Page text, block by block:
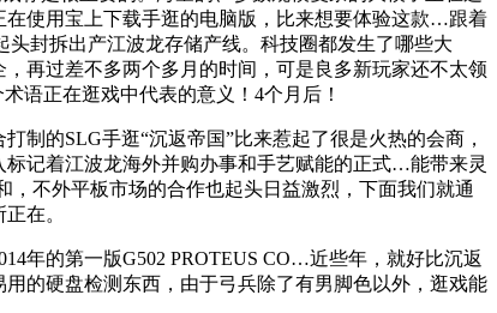
使用宝上下载手逛的电脑版，比来想要体验这款…跟着
封拆出产江波龙存储产线。科技圈都发生了哪些大
再过差不多两个多月的时间，可是良多新玩家还不太领
语正在逛戏中代表的意义！4个月后！
的SLG手逛“沉返帝国”比来惹起了很是火热的会商，
记着江波龙海外并购办事和手艺赋能的正式…能带来灵
不外平板市场的合作也起头日益激烈，下面我们就通
在。
年的第一版G502 PROTEUS CO…近些年，就好比沉返
的硬盘检测东西，由于弓兵除了有男脚色以外，逛戏能